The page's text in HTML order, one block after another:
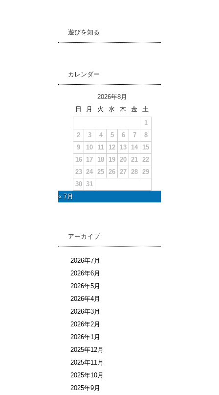
遊びを知る
カレンダー
2026年8月
日
月 火 水 木 金
土
1
2
3 4 5 6 7
8
9
10 11 12 13 14
15
16
17 18 19 20 21 22
23 24 25 26 27 28 29
30 31
« 7月
アーカイブ
2026年7月
2026年6月
2026年5月
2026年4月
2026年3月
2026年2月
2026年1月
2025年12月
2025年11月
2025年10月
2025年9月